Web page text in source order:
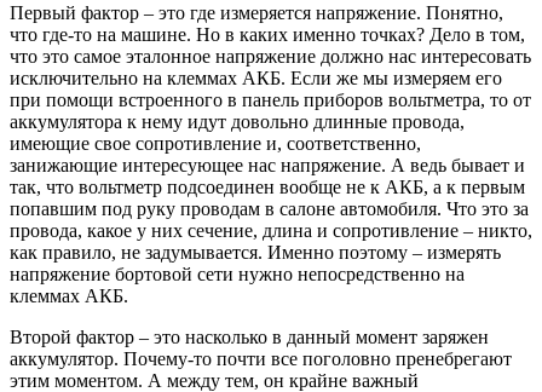
Первый фактор – это где измеряется напряжение. Понятно,
что где-то на машине. Но в каких именно точках? Дело в том,
что это самое эталонное напряжение должно нас интересовать
исключительно на клеммах АКБ. Если же мы измеряем его
при помощи встроенного в панель приборов вольтметра, то от
аккумулятора к нему идут довольно длинные провода,
имеющие свое сопротивление и, соответственно,
занижающие интересующее нас напряжение. А ведь бывает и
так, что вольтметр подсоединен вообще не к АКБ, а к первым
попавшим под руку проводам в салоне автомобиля. Что это за
провода, какое у них сечение, длина и сопротивление – никто,
как правило, не задумывается. Именно поэтому – измерять
напряжение бортовой сети нужно непосредственно на
клеммах АКБ.
Второй фактор – это насколько в данный момент заряжен
аккумулятор. Почему-то почти все поголовно пренебрегают
этим моментом. А между тем, он крайне важный